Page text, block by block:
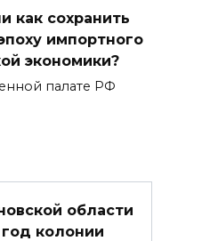
как сохранить
импортного
экономики?
палате РФ
области
колонии